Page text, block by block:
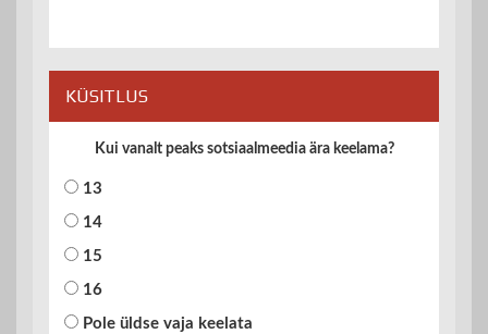
KÜSITLUS
Kui vanalt peaks sotsiaalmeedia ära keelama?
13
14
15
16
Pole üldse vaja keelata